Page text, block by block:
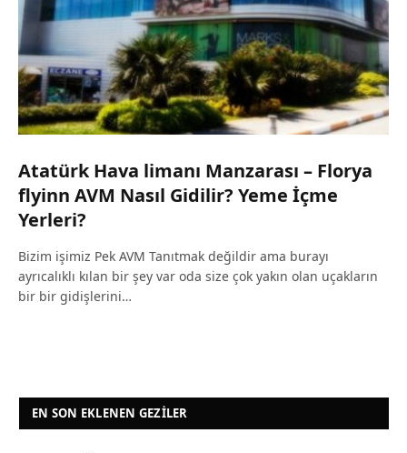
Atatürk Hava limanı Manzarası – Florya
flyinn AVM Nasıl Gidilir? Yeme İçme
Yerleri?
Bizim işimiz Pek AVM Tanıtmak değildir ama burayı
ayrıcalıklı kılan bir şey var oda size çok yakın olan uçakların
bir bir gidişlerini…
EN SON EKLENEN GEZILER